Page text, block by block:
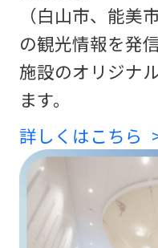
（白山市、能美
の観光情報を発
施設のオリジナ
ます。
詳しくはこちら